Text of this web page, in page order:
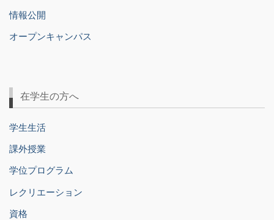
情報公開
オープンキャンパス
在学生の方へ
学生生活
課外授業
学位プログラム
レクリエーション
資格